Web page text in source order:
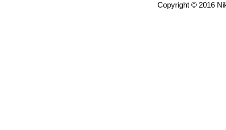
Copyright © 2016